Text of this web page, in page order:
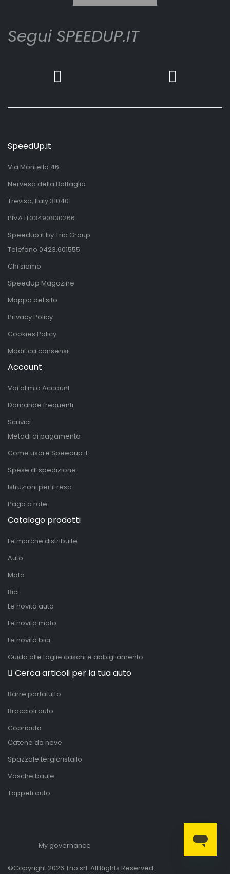
Segui SPEEDUP.IT
SpeedUp.it
Via Montello 46
Nervesa della Battaglia
Treviso, Italy 31040
PIVA IT03490830266
Speedup.it by Trio Group
Telefono 0423.601555
Chi siamo
SpeedUp Magazine
Mappa del sito
Privacy Policy
Cookies Policy
Modifica consensi
Account
Vai al mio Account
Domande frequenti
Scrivici
Metodi di pagamento
Come usare Speedup.it
Spese di spedizione
Istruzioni per il reso
Paga a rate
Catalogo prodotti
Le marche distribuite
Auto
Moto
Bici
Le novità auto
Le novità moto
Le novità bici
Guida alle taglie caschi e abbigliamento
Cerca articoli per la tua auto
Barre portatutto
Braccioli auto
Copriauto
Catene da neve
Spazzole tergicristallo
Vasche baule
Tappeti auto
My governance
©Copyright 2026 Trio srl. All Rights Reserved.